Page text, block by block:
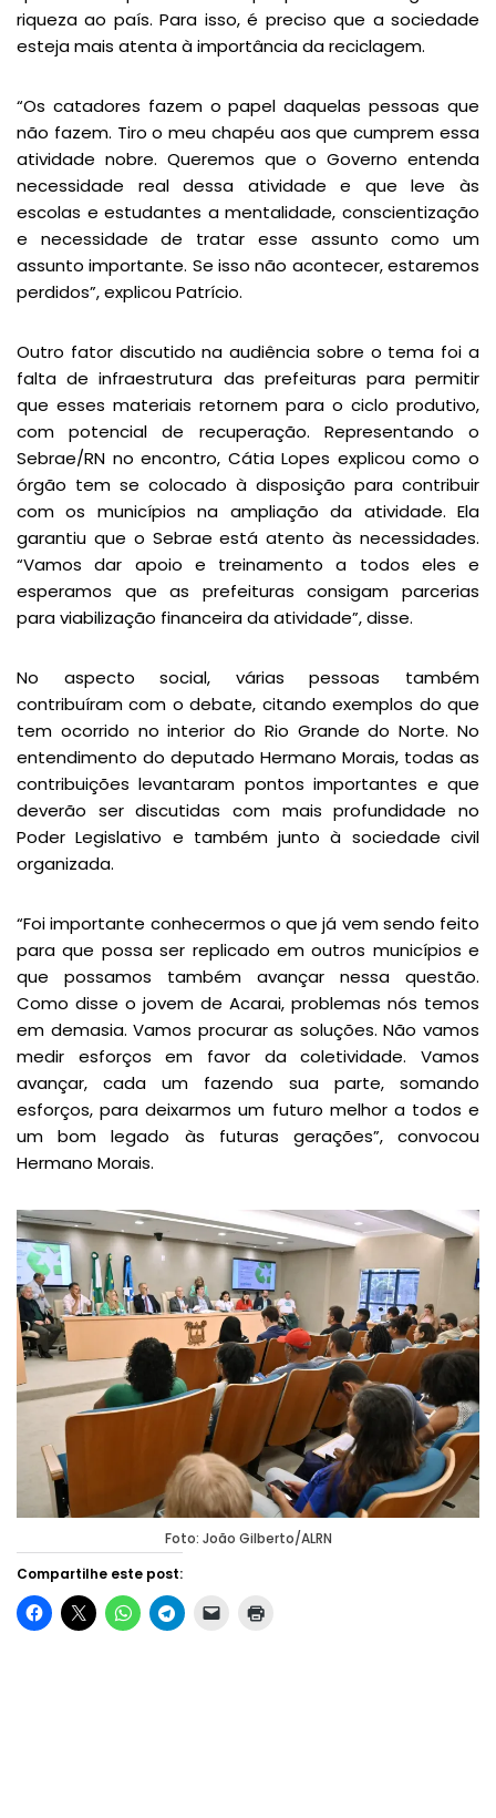
riqueza ao país. Para isso, é preciso que a sociedade
esteja mais atenta à importância da reciclagem.
“Os catadores fazem o papel daquelas pessoas que
não fazem. Tiro o meu chapéu aos que cumprem essa
atividade nobre. Queremos que o Governo entenda
necessidade real dessa atividade e que leve às
escolas e estudantes a mentalidade, conscientização
e necessidade de tratar esse assunto como um
assunto importante. Se isso não acontecer, estaremos
perdidos”, explicou Patrício.
Outro fator discutido na audiência sobre o tema foi a
falta de infraestrutura das prefeituras para permitir
que esses materiais retornem para o ciclo produtivo,
com potencial de recuperação. Representando o
Sebrae/RN no encontro, Cátia Lopes explicou como o
órgão tem se colocado à disposição para contribuir
com os municípios na ampliação da atividade. Ela
garantiu que o Sebrae está atento às necessidades.
“Vamos dar apoio e treinamento a todos eles e
esperamos que as prefeituras consigam parcerias
para viabilização financeira da atividade”, disse.
No aspecto social, várias pessoas também
contribuíram com o debate, citando exemplos do que
tem ocorrido no interior do Rio Grande do Norte. No
entendimento do deputado Hermano Morais, todas as
contribuições levantaram pontos importantes e que
deverão ser discutidas com mais profundidade no
Poder Legislativo e também junto à sociedade civil
organizada.
“Foi importante conhecermos o que já vem sendo feito
para que possa ser replicado em outros municípios e
que possamos também avançar nessa questão.
Como disse o jovem de Acarai, problemas nós temos
em demasia. Vamos procurar as soluções. Não vamos
medir esforços em favor da coletividade. Vamos
avançar, cada um fazendo sua parte, somando
esforços, para deixarmos um futuro melhor a todos e
um bom legado às futuras gerações”, convocou
Hermano Morais.
Foto: João Gilberto/ALRN
Compartilhe este post: